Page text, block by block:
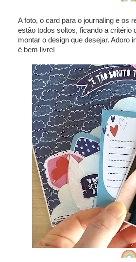
A foto, o card para o journaling e os
estão todos soltos, ficando a critério
montar o design que desejar. Adoro
é bem livre!